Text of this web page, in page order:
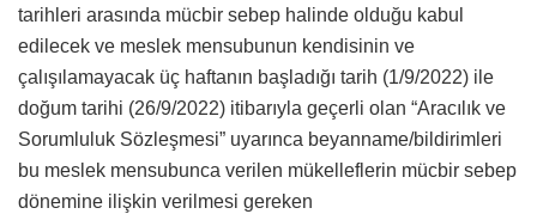
tarihleri arasında mücbir sebep halinde olduğu kabul
edilecek ve meslek mensubunun kendisinin ve
çalışılamayacak üç haftanın başladığı tarih (1/9/2022) ile
doğum tarihi (26/9/2022) itibarıyla geçerli olan “Aracılık ve
Sorumluluk Sözleşmesi” uyarınca beyanname/bildirimleri
bu meslek mensubunca verilen mükelleflerin mücbir sebep
dönemine ilişkin verilmesi gereken